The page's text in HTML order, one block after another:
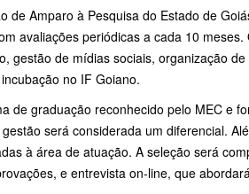
de Amparo à Pesquisa do Estado de
avaliações periódicas a cada 10
gestão de mídias sociais, organização
no IF Goiano.
de graduação reconhecido pelo MEC e
será considerada um diferencial.
à área de atuação. A seleção será
e entrevista on-line, que